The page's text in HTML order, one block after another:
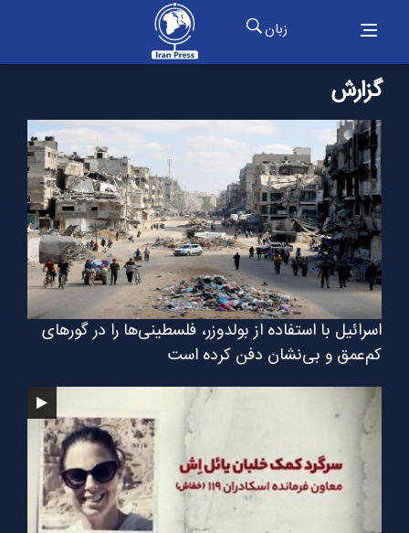
زبان
گزارش
اسرائیل با استفاده از بولدوزر، فلسطینی‌ها را در گورهای
کم‌عمق و بی‌نشان دفن کرده است